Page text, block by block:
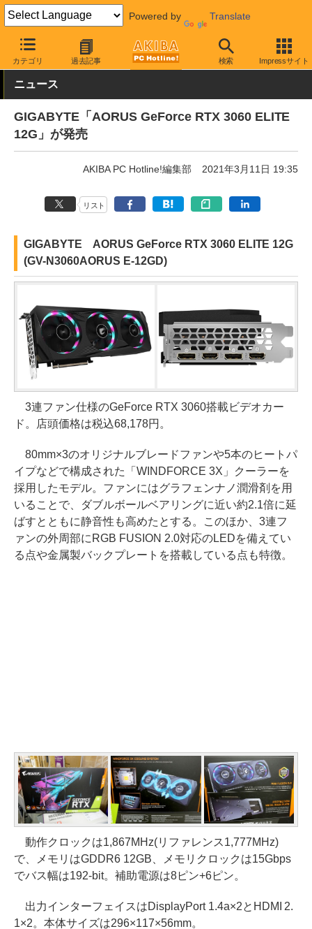
Powered by Translate
カテゴリ 過去記事 検索 Impressサイト
AKIBA PC Hotline! PCパーツ ビデオカード（グラフィックボード
ニュース
GIGABYTE「AORUS GeForce RTX 3060 ELITE
12G」が発売
AKIBA PC Hotline!編集部 2021年3月11日 19:35
リスト
GIGABYTE AORUS GeForce RTX 3060 ELITE 12G
(GV-N3060AORUS E-12GD)
3連ファン仕様のGeForce RTX 3060搭載ビデオカー
ド。店頭価格は税込68,178円。
80mm×3のオリジナルブレードファンや5本のヒートパ
イプなどで構成された「WINDFORCE 3X」クーラーを
採用したモデル。ファンにはグラフェンナノ潤滑剤を用
いることで、ダブルボールベアリングに近い約2.1倍に延
ばすとともに静音性も高めたとする。このほか、3連フ
ァンの外周部にRGB FUSION 2.0対応のLEDを備えてい
る点や金属製バックプレートを搭載している点も特徴。
動作クロックは1‎,867MHz(リファレンス1,777MHz)
で、メモリはGDDR6 12GB、メモリクロックは15Gbps
でバス幅は192-bit。補助電源は8ピン+6ピン。
出力インターフェイスはDisplayPort 1.4a×2とHDMI 2.
1×2。本体サイズは296×117×56mm。